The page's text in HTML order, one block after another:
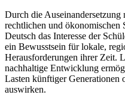
Durch die
rechtlichen und ökonomischen
Deutsch das Interesse der
ein Bewusstsein für lokale,
Herausforderungen ihrer Zeit.
nachhaltige Entwicklung
Lasten künftiger Generationen
auswirken.